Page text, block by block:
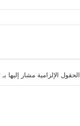
الحقول الإلزامية مشار إليها بـ